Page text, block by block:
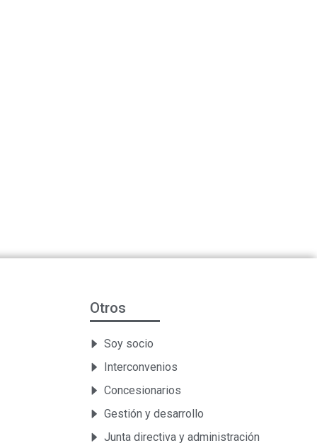
Otros
Soy socio
Interconvenios
Concesionarios
Gestión y desarrollo
Junta directiva y administración